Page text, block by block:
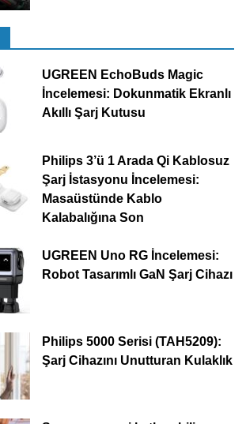
UGREEN EchoBuds Magic
İncelemesi: Dokunmatik Ekranlı
Akıllı Şarj Kutusu
Philips 3’ü 1 Arada Qi Kablosuz
Şarj İstasyonu İncelemesi:
Masaüstünde Kablo
Kalabalığına Son
UGREEN Uno RG İncelemesi:
Robot Tasarımlı GaN Şarj Cihazı
Philips 5000 Serisi (TAH5209):
Şarj Cihazını Unutturan Kulaklık